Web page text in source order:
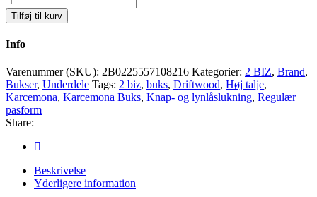
Karcemona
Driftwood
Tilføj til kurv
Info
Varenummer (SKU): 2B0225557108216 Kategorier: 2 BIZ, Brand,
Bukser, Underdele Tags: 2 biz, buks, Driftwood, Høj talje,
Karcemona, Karcemona Buks, Knap- og lynlåslukning, Regulær
pasform
Share:
Beskrivelse
Yderligere information